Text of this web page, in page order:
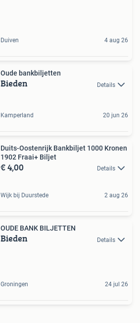
Duiven 4 aug 26
Oude bankbiljetten
Bieden Details
Kamperland 20 jun 26
Duits-Oostenrijk Bankbiljet 1000 Kronen
1902 Fraai+ Biljet
€ 4,00 Details
Wijk bij Duurstede 2 aug 26
OUDE BANK BILJETTEN
Bieden Details
Groningen 24 jul 26